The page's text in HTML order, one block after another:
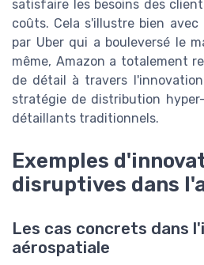
satisfaire les besoins des
coûts. Cela s'illustre bien avec
par Uber qui a bouleversé le
même, Amazon a totalement
de détail à travers
stratégie de distribution
détaillants traditionnels.
Exemples
disruptives dans
Les cas concrets dans
aérospatiale